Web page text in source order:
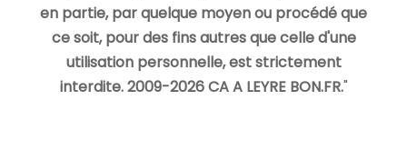
en partie, par quelque moyen ou procédé que
ce soit, pour des fins autres que celle d'une
utilisation personnelle, est strictement
interdite. 2009-2026 CA A LEYRE BON.FR."